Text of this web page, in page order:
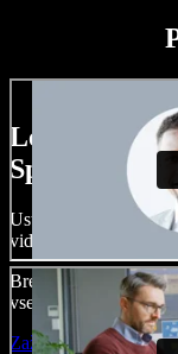
Le nekaj
Speechify
Ustvarjajte govorne
videe, klonirajte svoj
Brez učenja in kar iz
vse ideje.
Zaženi Studio